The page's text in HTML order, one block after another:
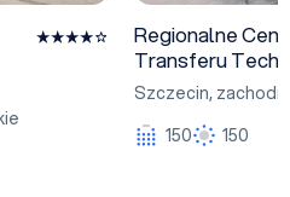
Regionalne
Transferu
Szczecin,
150
150